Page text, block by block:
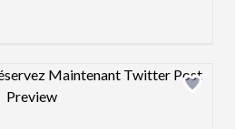
Design preview image